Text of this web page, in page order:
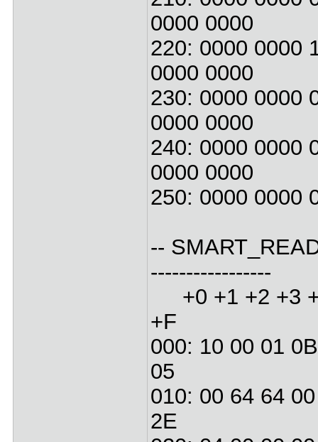
0000 0000
220: 0000 0000
0000 0000
230: 0000 0000
0000 0000
240: 0000 0000
0000 0000
250: 0000 0000
--
-----------------
+0 +1 +2 +3
+F
000: 10 00 01
05
010: 00 64 64
2E